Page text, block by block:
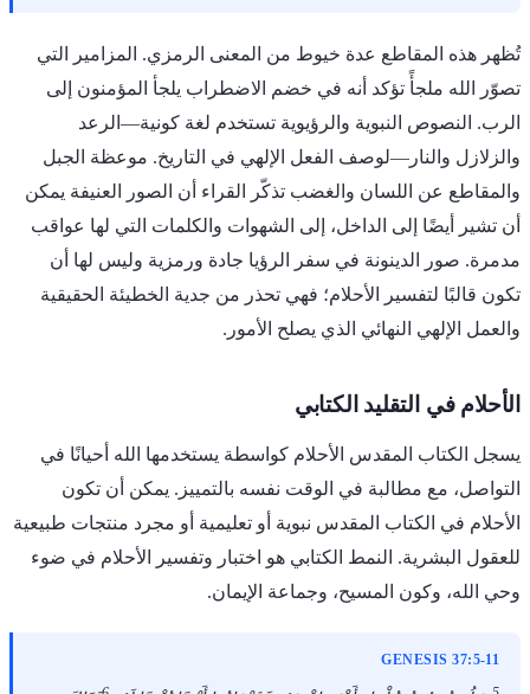
تُظهر هذه المقاطع عدة خيوط من المعنى الرمزي. المزامير التي
تصوّر الله ملجأً تؤكد أنه في خضم الاضطراب يلجأ المؤمنون إلى
الرب. النصوص النبوية والرؤيوية تستخدم لغة كونية—الرعد
والزلازل والنار—لوصف الفعل الإلهي في التاريخ. موعظة الجبل
والمقاطع عن اللسان والغضب تذكّر القراء أن الصور العنيفة يمكن
أن تشير أيضًا إلى الداخل، إلى الشهوات والكلمات التي لها عواقب
مدمرة. صور الدينونة في سفر الرؤيا جادة ورمزية وليس لها أن
تكون قالبًا لتفسير الأحلام؛ فهي تحذر من جدية الخطيئة الحقيقية
والعمل الإلهي النهائي الذي يصلح الأمور.
الأحلام في التقليد الكتابي
يسجل الكتاب المقدس الأحلام كواسطة يستخدمها الله أحيانًا في
التواصل، مع مطالبة في الوقت نفسه بالتمييز. يمكن أن تكون
الأحلام في الكتاب المقدس نبوية أو تعليمية أو مجرد منتجات طبيعية
للعقول البشرية. النمط الكتابي هو اختبار وتفسير الأحلام في ضوء
وحي الله، وكون المسيح، وجماعة الإيمان.
GENESIS 37:5-11